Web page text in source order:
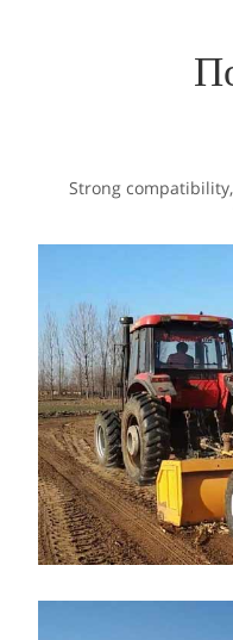
Strong